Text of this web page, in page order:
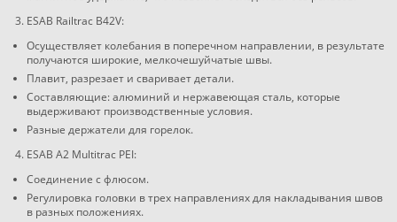
ESAB Railtrac B42V:
Осуществляет колебания в поперечном направлении, в результате
получаются широкие, мелкочешуйчатые швы.
Плавит, разрезает и сваривает детали.
Составляющие: алюминий и нержавеющая сталь, которые
выдерживают производственные условия.
Разные держатели для горелок.
ESAB A2 Multitrac PEI:
Соединение с флюсом.
Регулировка головки в трех направлениях для накладывания швов
в разных положениях.